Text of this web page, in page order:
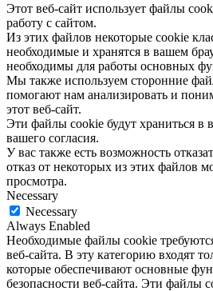
Этот веб-сайт использует файлы
работу с сайтом.
Из этих файлов некоторые cookie
необходимые и хранятся в вашем
необходимы для работы основных
Мы также используем сторонние
помогают нам анализировать и
этот веб-сайт.
Эти файлы cookie будут храниться в
вашего согласия.
У вас также есть возможность
отказ от некоторых из этих файлов
просмотра.
Necessary
Necessary
Always Enabled
Необходимые файлы cookie
веб-сайта. В эту категорию входят
которые обеспечивают основные
безопасности веб-сайта. Эти файлы